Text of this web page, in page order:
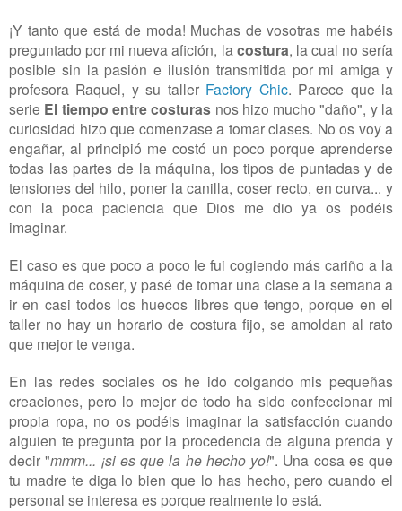
¡Y tanto que está de moda! Muchas de vosotras me habéis
preguntado por mi nueva afición, la costura, la cual no sería
posible sin la pasión e ilusión transmitida por mi amiga y
profesora Raquel, y su taller Factory Chic. Parece que la
serie El tiempo entre costuras nos hizo mucho "daño", y la
curiosidad hizo que comenzase a tomar clases. No os voy a
engañar, al principió me costó un poco porque aprenderse
todas las partes de la máquina, los tipos de puntadas y de
tensiones del hilo, poner la canilla, coser recto, en curva... y
con la poca paciencia que Dios me dio ya os podéis
imaginar.
El caso es que poco a poco le fui cogiendo más cariño a la
máquina de coser, y pasé de tomar una clase a la semana a
ir en casi todos los huecos libres que tengo, porque en el
taller no hay un horario de costura fijo, se amoldan al rato
que mejor te venga.
En las redes sociales os he ido colgando mis pequeñas
creaciones, pero lo mejor de todo ha sido confeccionar mi
propia ropa, no os podéis imaginar la satisfacción cuando
alguien te pregunta por la procedencia de alguna prenda y
decir "mmm... ¡si es que la he hecho yo!". Una cosa es que
tu madre te diga lo bien que lo has hecho, pero cuando el
personal se interesa es porque realmente lo está.